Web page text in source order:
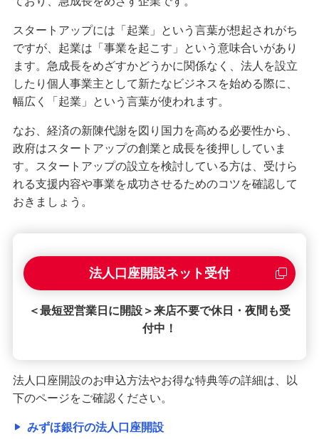
スタートアップには「起業」という言葉が想起されがち
ですが、起業は「事業を起こす」という意味合いがあり
ます。急成長をめざすかどうかに関係なく、法人を設立
したり個人事業主として新たなビジネスを始める際に、
幅広く「起業」という言葉が使われます。
なお、経済の新陳代謝を図り国力を高める必要性から、
政府はスタートアップの創業と成長を後押ししていま
す。スタートアップの設立を検討している方は、受けら
れる支援内容や事業を成功させるためのコツを確認して
おきましょう。
法人口座開設ネット受付
＜最短翌営業日に開設＞来店不要で休日・夜間も受
付中！
法人口座開設のお申込方法やお得な特典等の詳細は、以
下のページをご確認ください。
みずほ銀行の法人口座開設